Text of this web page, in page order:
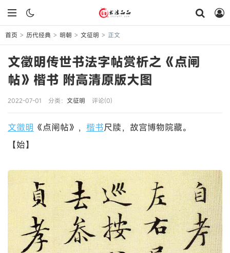
首页 > 历代经典 > 明朝 > 文征明 > 正文
文徵明传世书法字帖赏析之《点闸
帖》楷书 附高清原版大图
2022-07-01 分类： 文征明 评论(0)
文徵明 《点闸帖》， 楷书尺牍，故宫博物院藏。
【始】